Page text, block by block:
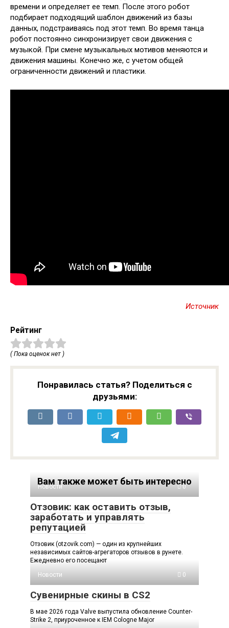
времени и определяет ее темп. После этого робот
подбирает подходящий шаблон движений из базы
данных, подстраиваясь под этот темп. Во время танца
робот постоянно синхронизирует свои движения с
музыкой. При смене музыкальных мотивов меняются и
движения машины. Конечно же, с учетом общей
ограниченности движений и пластики.
Источник
Рейтинг
( Пока оценок нет )
Понравилась статья? Поделиться с
друзьями:
Вам также может быть интересно
Новости 0
Отзовик: как оставить отзыв,
заработать и управлять
репутацией
Отзовик (otzovik.com) — один из крупнейших
независимых сайтов-агрегаторов отзывов в рунете.
Ежедневно его посещают
Новости
0
Сувенирные скины в CS2
В мае 2026 года Valve выпустила обновление Counter-
Strike 2, приуроченное к IEM Cologne Major